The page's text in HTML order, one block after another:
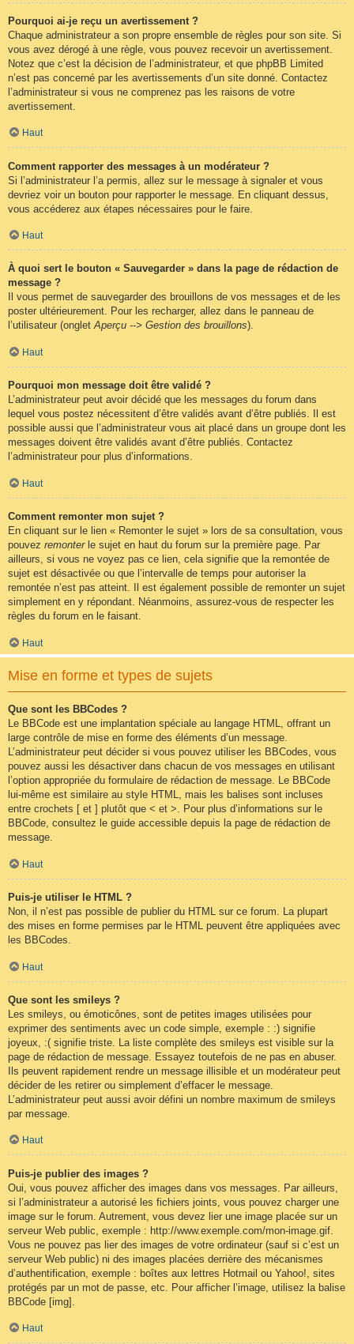
Pourquoi ai-je reçu un avertissement ?
Chaque administrateur a son propre ensemble de règles pour son site. Si
vous avez dérogé à une règle, vous pouvez recevoir un avertissement.
Notez que c’est la décision de l’administrateur, et que phpBB Limited
n’est pas concerné par les avertissements d’un site donné. Contactez
l’administrateur si vous ne comprenez pas les raisons de votre
avertissement.
Haut
Comment rapporter des messages à un modérateur ?
Si l’administrateur l’a permis, allez sur le message à signaler et vous
devriez voir un bouton pour rapporter le message. En cliquant dessus,
vous accéderez aux étapes nécessaires pour le faire.
Haut
À quoi sert le bouton « Sauvegarder » dans la page de rédaction de
message ?
Il vous permet de sauvegarder des brouillons de vos messages et de les
poster ultérieurement. Pour les recharger, allez dans le panneau de
l’utilisateur (ongletAperçu --> Gestion des brouillons).
Haut
Pourquoi mon message doit être validé ?
L’administrateur peut avoir décidé que les messages du forum dans
lequel vous postez nécessitent d’être validés avant d’être publiés. Il est
possible aussi que l’administrateur vous ait placé dans un groupe dont les
messages doivent être validés avant d’être publiés. Contactez
l’administrateur pour plus d’informations.
Haut
Comment remonter mon sujet ?
En cliquant sur le lien « Remonter le sujet » lors de sa consultation, vous
pouvez remonterle sujet en haut du forum sur la première page. Par
ailleurs, si vous ne voyez pas ce lien, cela signifie que la remontée de
sujet est désactivée ou que l’intervalle de temps pour autoriser la
remontée n’est pas atteint. Il est également possible de remonter un sujet
simplement en y répondant. Néanmoins, assurez-vous de respecter les
règles du forum en le faisant.
Haut
Mise en forme et types de sujets
Que sont les BBCodes ?
Le BBCode est une implantation spéciale au langage HTML, offrant un
large contrôle de mise en forme des éléments d’un message.
L’administrateur peut décider si vous pouvez utiliser les BBCodes, vous
pouvez aussi les désactiver dans chacun de vos messages en utilisant
l’option appropriée du formulaire de rédaction de message. Le BBCode
lui-même est similaire au style HTML, mais les balises sont incluses
entre crochets [ et ] plutôt que < et >. Pour plus d’informations sur le
BBCode, consultez le guide accessible depuis la page de rédaction de
message.
Haut
Puis-je utiliser le HTML ?
Non, il n’est pas possible de publier du HTML sur ce forum. La plupart
des mises en forme permises par le HTML peuvent être appliquées avec
les BBCodes.
Haut
Que sont les smileys ?
Les smileys, ou émoticônes, sont de petites images utilisées pour
exprimer des sentiments avec un code simple, exemple : :) signifie
joyeux, :( signifie triste. La liste complète des smileys est visible sur la
page de rédaction de message. Essayez toutefois de ne pas en abuser.
Ils peuvent rapidement rendre un message illisible et un modérateur peut
décider de les retirer ou simplement d’effacer le message.
L’administrateur peut aussi avoir défini un nombre maximum de smileys
par message.
Haut
Puis-je publier des images ?
Oui, vous pouvez afficher des images dans vos messages. Par ailleurs,
si l’administrateur a autorisé les fichiers joints, vous pouvez charger une
image sur le forum. Autrement, vous devez lier une image placée sur un
serveur Web public, exemple : http://www.exemple.com/mon-image.gif.
Vous ne pouvez pas lier des images de votre ordinateur (sauf si c’est un
serveur Web public) ni des images placées derrière des mécanismes
d’authentification, exemple : boîtes aux lettres Hotmail ou Yahoo!, sites
protégés par un mot de passe, etc. Pour afficher l’image, utilisez la balise
BBCode [img].
Haut